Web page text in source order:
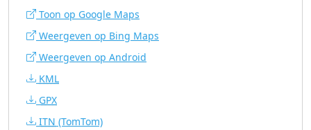
Toon op Google Maps
Weergeven op Bing Maps
Weergeven op Android
KML
GPX
ITN (TomTom)